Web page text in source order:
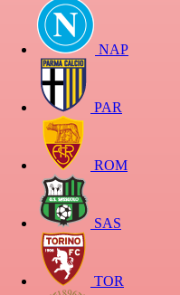
NAP
PAR
ROM
SAS
TOR